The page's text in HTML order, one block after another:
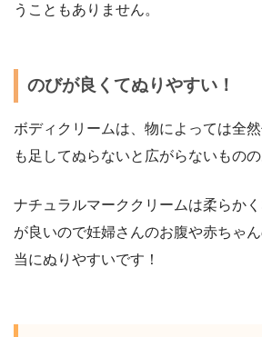
うこともありません。
のびが良くてぬりやすい！
ボディクリームは、物によっては全
も足してぬらないと広がらないものの
ナチュラルマーククリームは柔らか
が良いので妊婦さんのお腹や赤ちゃ
当にぬりやすいです！